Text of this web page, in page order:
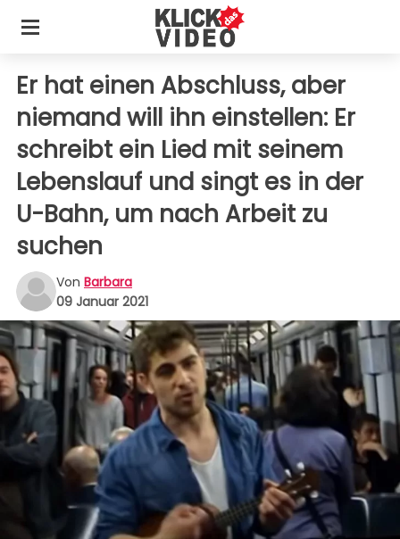
Er hat einen Abschluss, aber
niemand will ihn einstellen: Er
schreibt ein Lied mit seinem
Lebenslauf und singt es in der
U-Bahn, um nach Arbeit zu
suchen
Von Barbara
09 Januar 2021